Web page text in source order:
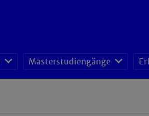
Masterstudiengänge